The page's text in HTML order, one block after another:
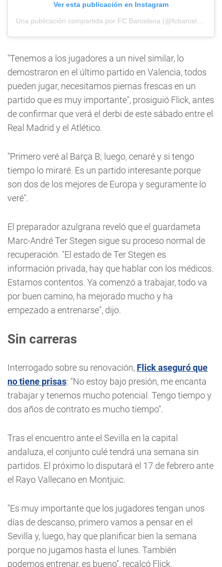
Ver esta publicación en Instagram
"Tenemos a los jugadores a un nivel similar, lo
demostraron en el último partido en Valencia, todos
pueden jugar, necesitamos piernas frescas en un
partido que es muy importante", prosiguió Flick, antes
de confirmar que verá el derbi de este sábado entre el
Real Madrid y el Atlético.
"Primero veré al Barça B; luego, cenaré y si tengo
tiempo lo miraré. Es un partido interesante porque
son dos de los mejores de Europa y seguramente lo
veré".
El preparador azulgrana reveló que el guardameta
Marc-André Ter Stegen sigue su proceso normal de
recuperación. "El estado de Ter Stegen es
información privada, hay que hablar con los médicos.
Estamos contentos. Ya comenzó a trabajar, todo va
por buen camino, ha mejorado mucho y ha
empezado a entrenarse", dijo.
Sin carreras
Interrogado sobre su renovación, Flick aseguró que
no tiene prisas: "No estoy bajo presión, me encanta
trabajar y tenemos mucho potencial. Tengo tiempo y
dos años de contrato es mucho tiempo".
Tras el encuentro ante el Sevilla en la capital
andaluza, el conjunto culé tendrá una semana sin
partidos. El próximo lo disputará el 17 de febrero ante
el Rayo Vallecano en Montjuic.
"Es muy importante que los jugadores tengan unos
días de descanso, primero vamos a pensar en el
Sevilla y, luego, hay que planificar bien la semana
porque no jugamos hasta el lunes. También
podemos entrenar, es bueno", recalcó Flick.